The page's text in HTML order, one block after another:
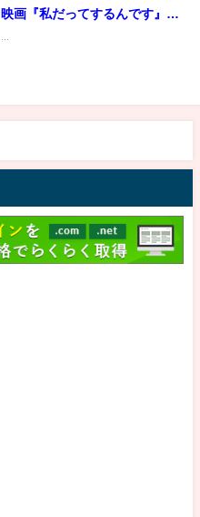
映画『私だってするんです』公